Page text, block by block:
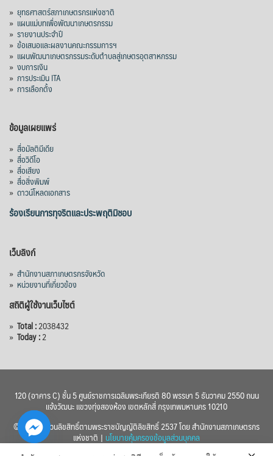
» ยุทธศาสตร์สภาเกษตรกรแห่งชาติ
» แผนแม่บทเพื่อพัฒนาเกษตรกรรม
» รายงานประจำปี
» ข้อเสนอและผลงานคณะกรรมการฯ
» แผนพัฒนาเกษตรกรรมระดับตำบลสู่เกษตรอุตสาหกรรม
» งบการเงิน
» การประเมิน ITA
» การเลือกตั้ง
ข้อมูลเผยแพร่
» สื่อมัลติมีเดีย
» สื่อวิดีโอ
» สื่อเสียง
» สื่อสิ่งพิมพ์
» ดาวน์โหลดเอกสาร
ร้องเรียนการทุจริตและประพฤติมิชอบ
เว็บลิงก์
» สำนักงานสภาเกษตรกรจังหวัด
» หน่วยงานที่เกี่ยวข้อง
สถิติผู้ใช้งานเว็บไซต์
» Total :2038432
» Today :2
120 (อาคาร C) ชั้น 5 ศูนย์ราชการเฉลิมพระเกียรติ 80 พรรษา 5 ธันวาคม 2550 ถนน
แจ้งวัฒนะ แขวงทุ่งสองห้อง เขตหลักสี่ กรุงเทพมหานคร 10210
© 2560 สงวนลิขสิทธิ์ตามพระราชบัญญัติลิขสิทธิ์ 2537 โดย สำนักงานสภาเกษตรกร
แห่งชาติ | นโยบายคุ้มครองข้อมูลส่วนบุคคล